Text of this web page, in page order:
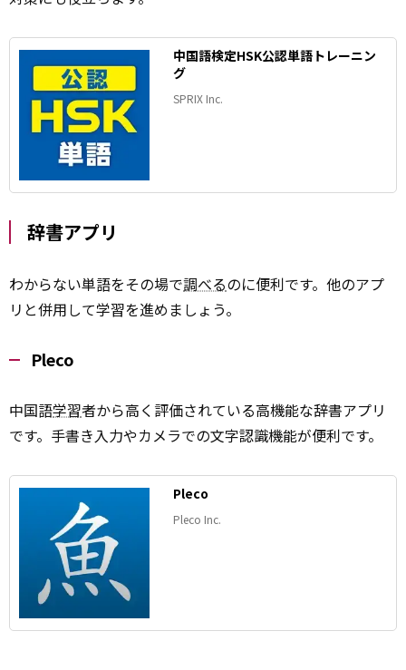
中国語検定HSK公認単語トレーニン
グ
SPRIX Inc.
辞書アプリ
わからない単語をその場で調べるのに便利です。他のアプ
リと併用して学習を進めましょう。
Pleco
中国語学習者から高く評価されている高機能な辞書アプリ
です。手書き入力やカメラでの文字認識機能が便利です。
Pleco
Pleco Inc.